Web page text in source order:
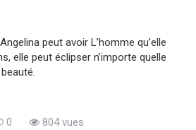
peut avoir L’homme qu’elle
elle peut éclipser n’importe quelle
0 804 vues